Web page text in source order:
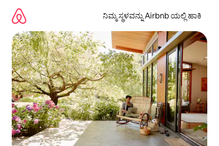
ಹೋಗಿ
ನಿಮ್ಮ ಸ್ಥಳವನ್ನು Airbnb ಯಲ್ಲಿ ಹಾಕಿ